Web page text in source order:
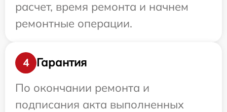
расчет, время ремонта и начнем
ремонтные операции.
4
Гарантия
По окончании ремонта и
подписания акта выполненных